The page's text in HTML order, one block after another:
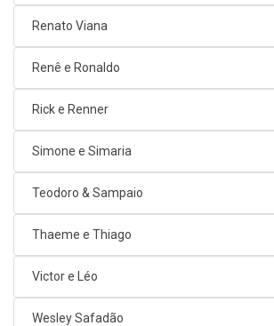
Renato Viana
Renê e Ronaldo
Rick e Renner
Simone e Simaria
Teodoro & Sampaio
Thaeme e Thiago
Victor e Léo
Wesley Safadão